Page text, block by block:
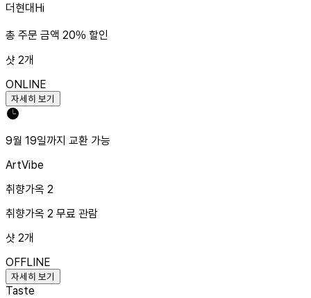
더현대Hi
총 주문 금액 20% 할인
샷 2개
ONLINE
자세히 보기
9월 19일까지 교환 가능
ArtVibe
취향가옥 2
취향가옥 2 무료 관람
샷 2개
OFFLINE
자세히 보기
Taste